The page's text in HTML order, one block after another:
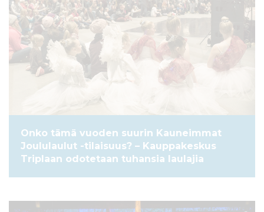
Onko tämä vuoden suurin Kauneimmat
Joululaulut -tilaisuus? – Kauppakeskus
Triplaan odotetaan tuhansia laulajia